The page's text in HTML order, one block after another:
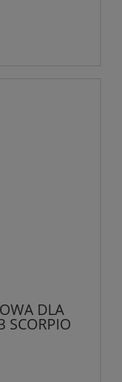
DLA
SCORPIO